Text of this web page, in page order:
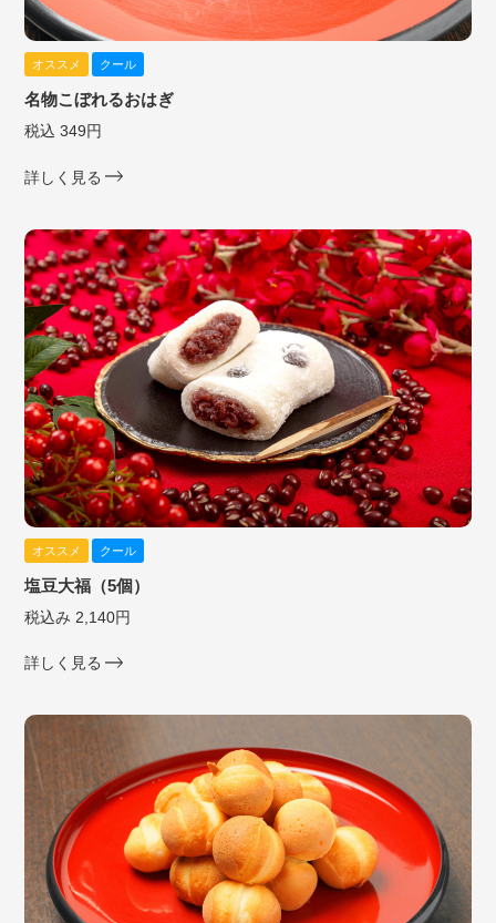
オススメ クール
名物こぼれるおはぎ
税込 349円
詳しく見る
オススメ クール
塩豆大福（5個）
税込み 2,140円
詳しく見る